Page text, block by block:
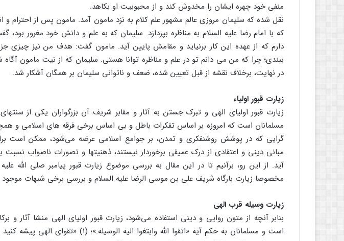
منفی خود چهره ایشان را مخدوش کند و از محبوبیت او بکاهد.
نقل شده که سلیمان مروزی عالم مشهور علم کلام به نزد مامون آمد. مامون پس از احترام و
که با امام رضا علیه السلام به مناظره بپردازد. سلیمان که به علم و دانش خود مغرور
دارم که از عهده این کار برنیاید و مقامش پایین آید. مامون گفت: هدف من نیز چیزی
ببندی؛ چرا که من می دانم تو در علم و مناظره توانا هستی. سلیمان که از نیت مامون آگاه
در نهایت، برخلاف نقشه از قبل تعیین شده، ضعف و ناتوانی سلیمان بر همگان آشکار شد.
زیارت قبور اولیاء
زیارت قبور اولیای الهی و تبرک جستن به آثار و مقابر شریف آن بزرگواران یکی از
مسلمانان است که امروزه بر اساس تفکرات باطل و بی اساس برخی فرقه های اسلامی و
گرایی که در پوشش روشنفکری و تمدن، بر جوامع اسلامی عرضه می‌شود، ممکن است
مبانی دینی و اعتقادی از درک عمیقی برخوردار نیستند، ذهنیتها و تصورات ناصواب نسبت
آید. از این رو، برآنیم تا در این مقال به بررسی موضوع زیارت قبور پیامبر صلی الله
مخصوصا زیارت بارگاه شریف علی بن موسی الرضا علیه السلام و بررسی برخی شبهات موجود
زیارت وسیله قرب الهی
بنابر آنچه از متون روایی و دینی استفاده می‌شود، زیارت قبور اولیای الهی منشا آثار و
است و مسلمانان به حکم آیه «اتقوا الله وابتغوا الیه